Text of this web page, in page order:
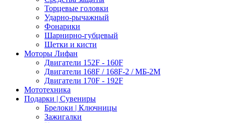
Торцевые головки
Ударно-рычажный
Фонарики
Шарнирно-губцевый
Щетки и кисти
Моторы Лифан
Двигатели 152F - 160F
Двигатели 168F / 168F-2 / МБ-2М
Двигатели 170F - 192F
Мототехника
Подарки | Сувениры
Брелоки | Ключницы
Зажигалки